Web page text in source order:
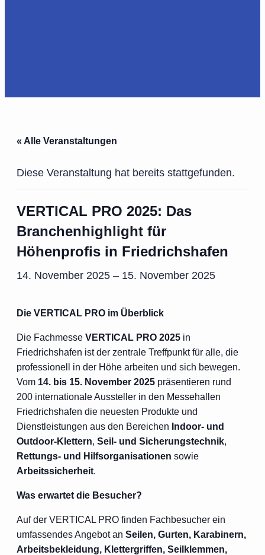
« Alle Veranstaltungen
Diese Veranstaltung hat bereits stattgefunden.
VERTICAL PRO 2025: Das
Branchenhighlight für
Höhenprofis in Friedrichshafen
14. November 2025 – 15. November 2025
Die VERTICAL PRO im Überblick
Die Fachmesse VERTICAL PRO 2025 in
Friedrichshafen ist der zentrale Treffpunkt für alle, die
professionell in der Höhe arbeiten und sich bewegen.
Vom 14. bis 15. November 2025 präsentieren rund
200 internationale Aussteller in den Messehallen
Friedrichshafen die neuesten Produkte und
Dienstleistungen aus den Bereichen Indoor- und
Outdoor-Klettern, Seil- und Sicherungstechnik,
Rettungs- und Hilfsorganisationen sowie
Arbeitssicherheit.
Was erwartet die Besucher?
Auf der VERTICAL PRO finden Fachbesucher ein
umfassendes Angebot an Seilen, Gurten, Karabinern,
Arbeitsbekleidung, Klettergriffen, Seilklemmen,